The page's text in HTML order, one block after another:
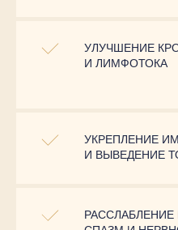
УЛУЧШЕНИЕ
И ЛИМФОТОКА
УКРЕПЛЕНИЕ
И ВЫВЕДЕНИЕ